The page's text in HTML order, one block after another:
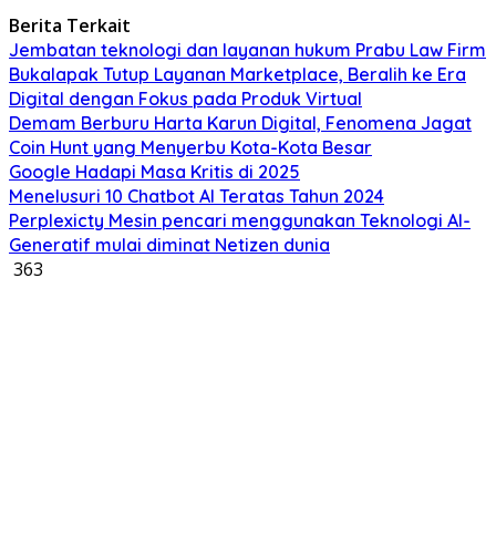
Berita Terkait
Jembatan teknologi dan layanan hukum Prabu Law Firm
Bukalapak Tutup Layanan Marketplace, Beralih ke Era
Digital dengan Fokus pada Produk Virtual
Demam Berburu Harta Karun Digital, Fenomena Jagat
Coin Hunt yang Menyerbu Kota-Kota Besar
Google Hadapi Masa Kritis di 2025
Menelusuri 10 Chatbot AI Teratas Tahun 2024
Perplexicty Mesin pencari menggunakan Teknologi AI-
Generatif mulai diminat Netizen dunia
363